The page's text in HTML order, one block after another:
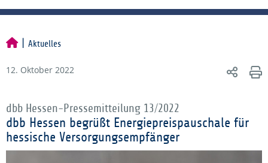
Aktuelles
12. Oktober 2022
dbb Hessen-Pressemitteilung 13/2022
dbb Hessen begrüßt Energiepreispauschale für
hessische Versorgungsempfänger